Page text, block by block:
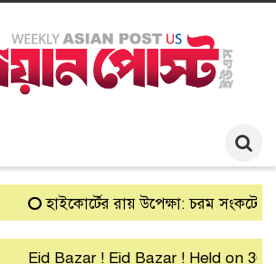
হাইকোর্টের রায় উপেক্ষা: চরম সংকটে
Eid Bazar ! Eid Bazar ! Held on 30th